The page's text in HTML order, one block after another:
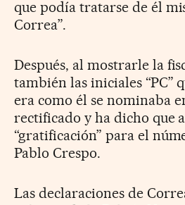
que podía tratarse de él
Correa”.
Después, al mostrarle la
también las iniciales “PC”
era como él se nominaba
rectificado y ha dicho que
“gratificación” para el
Pablo Crespo.
Las declaraciones de